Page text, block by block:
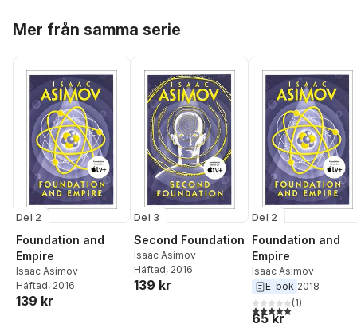
Mer från samma serie
Del 2
Foundation and
Empire
Isaac Asimov
Häftad, 2016
139 kr
Del 3
Second Foundation
Isaac Asimov
Häftad, 2016
139 kr
Del 2
Foundation and
Empire
Isaac Asimov
E-bok 2018
5,0utav 5 stjärnor.
(1)
65 kr